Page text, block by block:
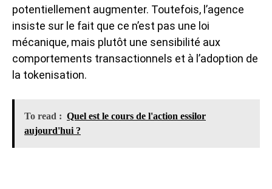
potentiellement augmenter. Toutefois, l’agence
insiste sur le fait que ce n’est pas une loi
mécanique, mais plutôt une sensibilité aux
comportements transactionnels et à l’adoption de
la tokenisation.
To read : Quel est le cours de l'action essilor
aujourd'hui ?